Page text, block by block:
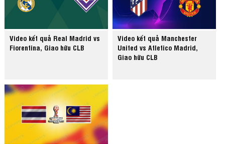
Video kết quả Real Madrid vs
Fiorentina, Giao hữu CLB
Video kết quả Manchester
United vs Atletico Madrid,
Giao hữu CLB